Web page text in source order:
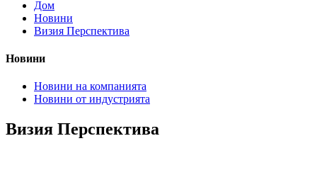
Дом
Новини
Визия Перспектива
Новини
Новини на компанията
Новини от индустрията
Визия Перспектива